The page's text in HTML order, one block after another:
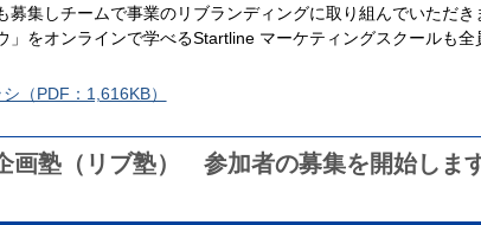
募集しチームで事業のリブランディングに取り組んでいただ
」をオンラインで学べるStartline マーケティングスクールも
（PDF：1,616KB）
画塾（リブ塾） 参加者の募集を開始しま